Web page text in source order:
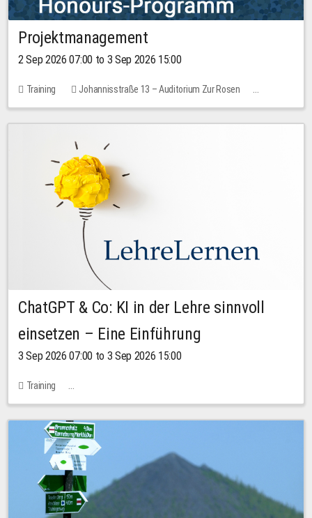
Projektmanagement
2 Sep 2026 07:00 to 3 Sep 2026 15:00
Training
Johannisstraße 13 – Auditorium Zur Rosen
1 place
ChatGPT & Co: KI in der Lehre sinnvoll
einsetzen – Eine Einführung
3 Sep 2026 07:00 to 3 Sep 2026 15:00
Training
Bachstraße 18k - SR 102 (Seminarraum Servicestelle LehreLernen)